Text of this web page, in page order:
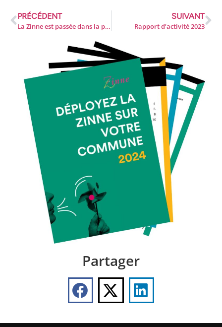
PRÉCÉDENT
La Zinne est passée dans la presse !
SUIVANT
Rapport d’activité 2023
Partager